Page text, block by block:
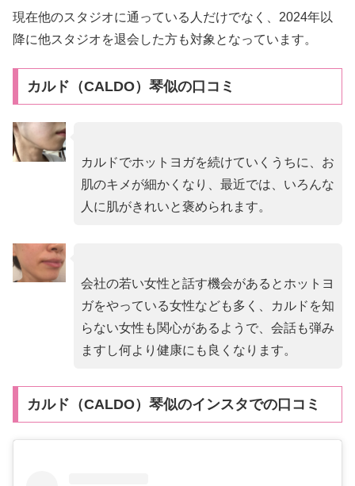
現在他のスタジオに通っている人だけでなく、2024年以
降に他スタジオを退会した方も対象となっています。
カルド（CALDO）琴似の口コミ
カルドでホットヨガを続けていくうちに、お
肌のキメが細かくなり、最近では、いろんな
人に肌がきれいと褒められます。
会社の若い女性と話す機会があるとホットヨ
ガをやっている女性なども多く、カルドを知
らない女性も関心があるようで、会話も弾み
ますし何より健康にも良くなります。
カルド（CALDO）琴似のインスタでの口コミ